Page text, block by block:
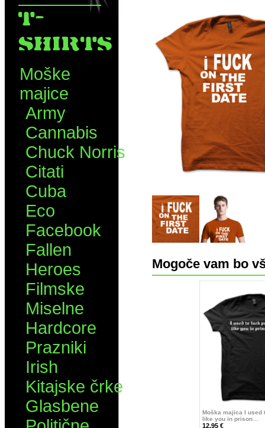
T-
SHIRTS
Moške
majice
Army
Cannabis
Chuck Norris
Citati
Cuba
Eco
Facebook
Fallen
Heroes
Filmske
Miselne
Hardcore
Prazniki
Irish
Kitajske črke
Glasbene
Mogoče vam bo
Moška majica I used
like you in prison…
12.95 €